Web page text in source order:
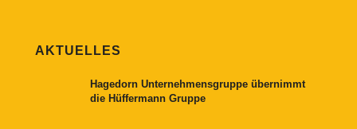
AKTUELLES
Hagedorn Unternehmensgruppe übernimmt
die Hüffermann Gruppe